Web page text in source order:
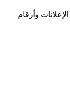
وأرقام